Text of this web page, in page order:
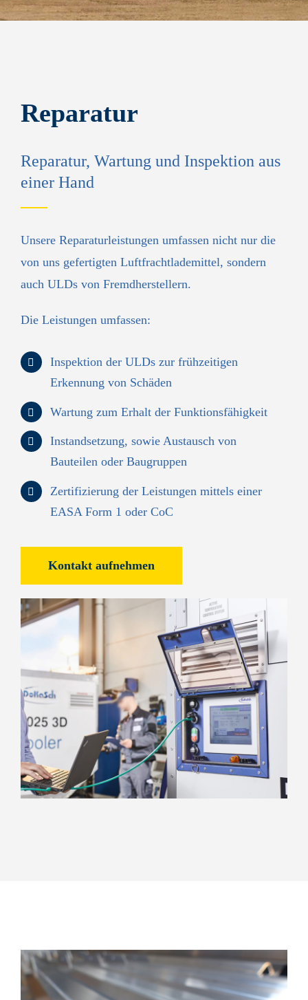
Reparatur
Reparatur, Wartung und Inspektion aus
einer Hand
Unsere Reparatur­leistungen umfassen nicht nur die
von uns gefertigten Luftfrachtlademittel, sondern
auch ULDs von Fremdherstellern.
Die Leistungen umfassen:
Inspektion der ULDs zur frühzeitigen
Erkennung von Schäden
Wartung zum Erhalt der Funktionsfähigkeit
Instandsetzung, sowie Austausch von
Bauteilen oder Baugruppen
Zertifizierung der Leistungen mittels einer
EASA Form 1 oder CoC
Kontakt aufnehmen